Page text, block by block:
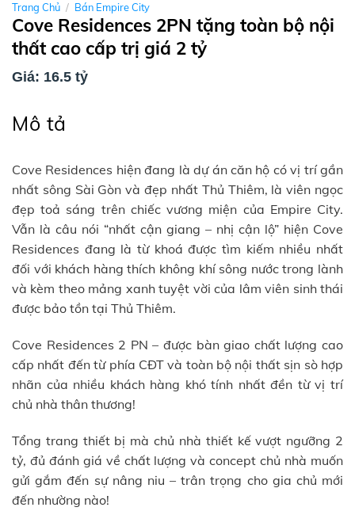
Trang Chủ / Bán Empire City
Cove Residences 2PN tặng toàn bộ nội
thất cao cấp trị giá 2 tỷ
Giá: 16.5 tỷ
Mô tả
Cove Residences hiện đang là dự án căn hộ có vị trí gần
nhất sông Sài Gòn và đẹp nhất Thủ Thiêm, là viên ngọc
đẹp toả sáng trên chiếc vương miện của Empire City.
Vẫn là câu nói “nhất cận giang – nhị cận lộ” hiện Cove
Residences đang là từ khoá được tìm kiếm nhiều nhất
đối với khách hàng thích không khí sông nước trong lành
và kèm theo mảng xanh tuyệt vời của lâm viên sinh thái
được bảo tồn tại Thủ Thiêm.
Cove Residences 2 PN – được bàn giao chất lượng cao
cấp nhất đến từ phía CĐT và toàn bộ nội thất sịn sò hợp
nhãn của nhiều khách hàng khó tính nhất đền từ vị trí
chủ nhà thân thương!
Tổng trang thiết bị mà chủ nhà thiết kế vượt ngưỡng 2
tỷ, đủ đánh giá về chất lượng và concept chủ nhà muốn
gửi gắm đến sự nâng niu – trân trọng cho gia chủ mới
đến nhường nào!